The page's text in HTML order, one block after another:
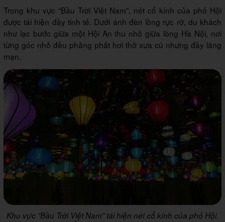
Trong khu vực “Bầu Trời Việt Nam”, nét cổ kính của phố Hội
được tái hiện đầy tinh tế. Dưới ánh đèn lồng rực rỡ, du khách
như lạc bước giữa một Hội An thu nhỏ giữa lòng Hà Nội, nơi
từng góc nhỏ đều phảng phất hơi thở xưa cũ nhưng đầy lãng
mạn.
Khu vực “Bầu Trời Việt Nam” tái hiện nét cổ kính của phố Hội.